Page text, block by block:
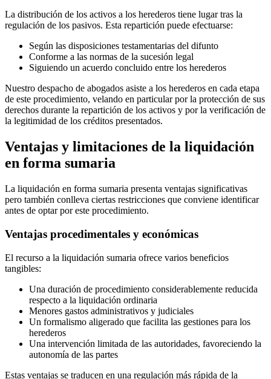
La distribución de los activos a los herederos tiene lugar tras la
regulación de los pasivos. Esta repartición puede efectuarse:
Según las disposiciones testamentarias del difunto
Conforme a las normas de la sucesión legal
Siguiendo un acuerdo concluido entre los herederos
Nuestro despacho de abogados asiste a los herederos en cada etapa
de este procedimiento, velando en particular por la protección de sus
derechos durante la repartición de los activos y por la verificación de
la legitimidad de los créditos presentados.
Ventajas y limitaciones de la liquidación
en forma sumaria
La liquidación en forma sumaria presenta ventajas significativas
pero también conlleva ciertas restricciones que conviene identificar
antes de optar por este procedimiento.
Ventajas procedimentales y económicas
El recurso a la liquidación sumaria ofrece varios beneficios
tangibles:
Una duración de procedimiento considerablemente reducida
respecto a la liquidación ordinaria
Menores gastos administrativos y judiciales
Un formalismo aligerado que facilita las gestiones para los
herederos
Una intervención limitada de las autoridades, favoreciendo la
autonomía de las partes
Estas ventajas se traducen en una regulación más rápida de la